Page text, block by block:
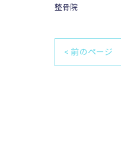
整骨院
< 前のページ